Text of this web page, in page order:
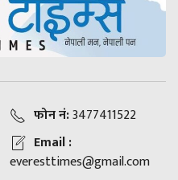
फोन नं:3477411522
Email :
everesttimes@gmail.com